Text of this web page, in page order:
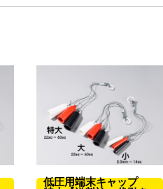
低圧用端末キャップ